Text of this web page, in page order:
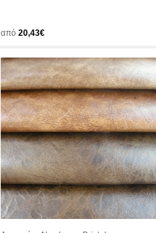
από 20,43€